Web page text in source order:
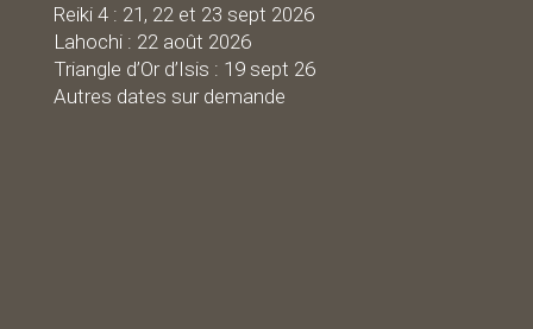
Reiki 4 : 21, 22 et 23 sept 2026
Lahochi : 22 août 2026
Triangle d’Or d’Isis : 19 sept 26
Autres dates sur demande